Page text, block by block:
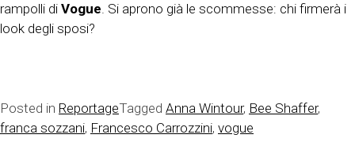
rampolli di Vogue. Si aprono già le scommesse: chi firmerà i
look degli sposi?
Posted in ReportageTagged Anna Wintour, Bee Shaffer,
franca sozzani, Francesco Carrozzini, vogue